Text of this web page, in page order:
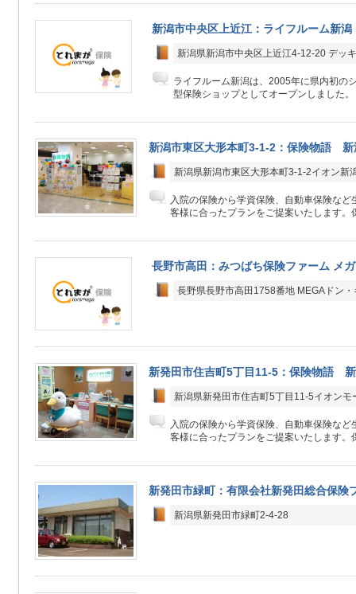
新潟市中央区上近江：ライフルーム新潟
新潟県新潟市中央区上近江4-12-20 デッ
ライフルーム新潟は、2005年に県内初の
型保険ショップとしてオープンしました
新潟市東区大形本町3-1-2：保険物語 新
新潟県新潟市東区大形本町3-1-2イオン新
入院の保険から学資保険、自動車保険な
客様に合ったプランをご提案いたします。
長野市高田：みつばち保険ファーム メ
長野県長野市高田1758番地 MEGAドン
新発田市住吉町5丁目11-5：保険物語
新潟県新発田市住吉町5丁目11-5イオンモ
入院の保険から学資保険、自動車保険な
客様に合ったプランをご提案いたします。
新発田市緑町：有限会社新発田総合保険
新潟県新発田市緑町2-4-28